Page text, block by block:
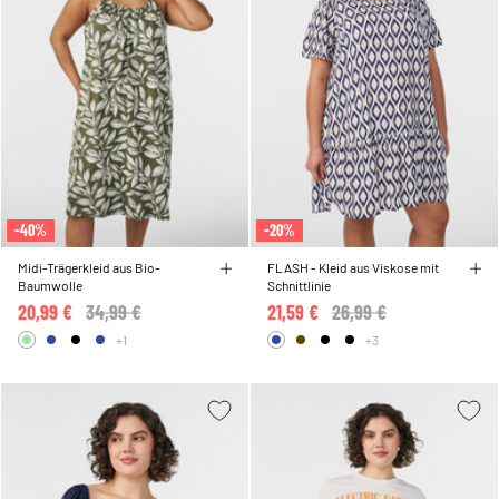
-40%
Midi-Trägerkleid aus Bio-
Baumwolle
Price reduced from
34,99 €
20,99 €
+1
-20%
FLASH - Kleid aus Viskose mit
Schnittlinie
Price reduced from
26,99 €
21,59 €
+3